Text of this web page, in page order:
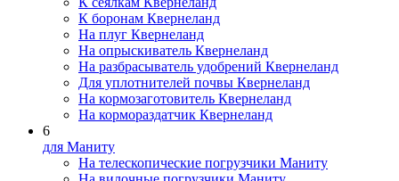
К боронам Квернеланд
На плуг Квернеланд
На опрыскиватель Квернеланд
На разбрасыватель удобрений Квернеланд
Для уплотнителей почвы Квернеланд
На кормозаготовитель Квернеланд
На кормораздатчик Квернеланд
6
для Маниту
На телескопические погрузчики Маниту